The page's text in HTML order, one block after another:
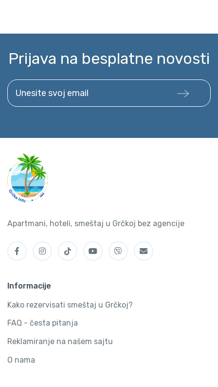
Prijava na besplatne novosti
Unesite svoj email
Apartmani, hoteli, smeštaj u Grčkoj bez agencije
Informacije
Kako rezervisati smeštaj u Grčkoj?
FAQ - česta pitanja
Reklamiranje na našem sajtu
O nama